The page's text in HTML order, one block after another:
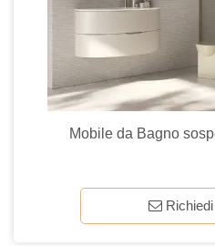
Mobile da Bagno